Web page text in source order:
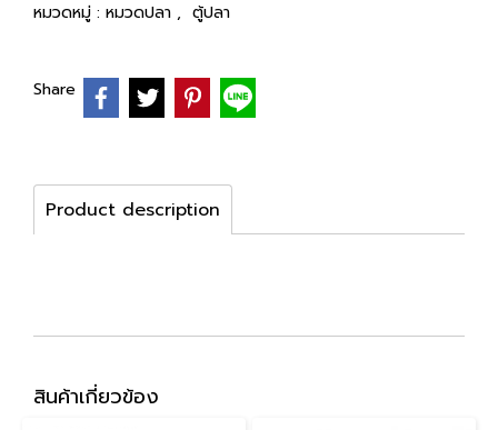
หมวดหมู่ : หมวดปลา , ตู้ปลา
Share
Product description
สินค้าเกี่ยวข้อง